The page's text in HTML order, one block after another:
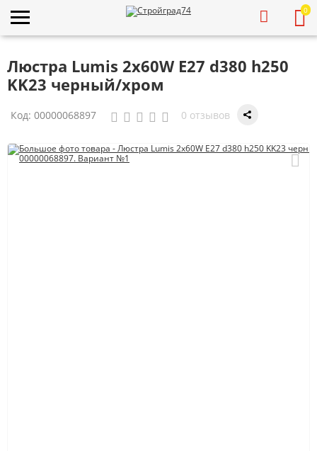
0
Люстра Lumis 2х60W E27 d380 h250
KK23 черный/хром
Код: 00000068897 0 отзывов